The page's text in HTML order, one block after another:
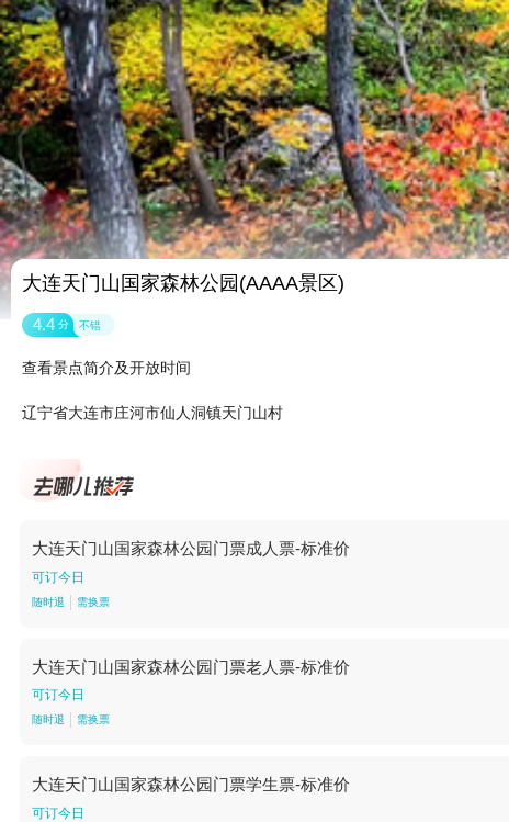
大连天门山国家森林公园(AAAA景区)
4.4 分 不错
查看景点简介及开放时间
辽宁省大连市庄河市仙人洞镇天门山村
大连天门山国家森林公园门票成人票-标准价
可订今日
随时退 需换票
大连天门山国家森林公园门票老人票-标准价
可订今日
随时退 需换票
大连天门山国家森林公园门票学生票-标准价
可订今日